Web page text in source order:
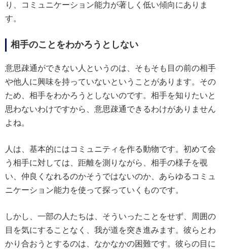
り、コミュニケーション能力が著しく低い傾向にありま
す。
相手のことをわかろうとしない
意思疎通ができない人というのは、そもそも目の前の相手
や他人に興味を持っていないということがあります。その
ため、相手をわかろうとしないのです。相手を知りたいと
思わないわけですから、意思疎通できるわけがありません
よね。
人は、基本的にはコミュニティを作る動物です。初めて会
う相手に対しては、距離を測りながら、相手の様子を覗
い、仲良くなれるのかそうではないのか、あらゆるコミュ
ニケーション能力を使って探っていくものです。
しかし、一部の人たちは、そういったことをせず、周囲の
目を気にすることなく、我が道を突き進みます。彼らとわ
かり合おうとするのは、なかなかの困難です。彼らの目に